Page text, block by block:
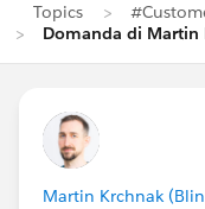
Topics
Domanda di Martin
Martin Krchnak